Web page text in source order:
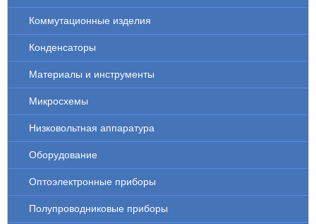
Коммутационные изделия
Конденсаторы
Материалы и инструменты
Микросхемы
Низковольтная аппаратура
Оборудование
Оптоэлектронные приборы
Полупроводниковые приборы